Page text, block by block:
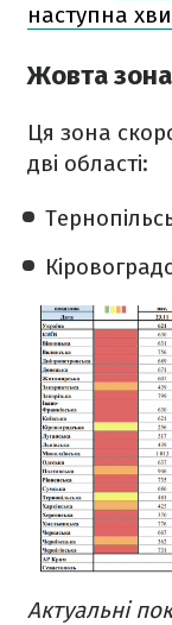
наступна
Жовта зона
Ця зона
дві області:
Актуальні